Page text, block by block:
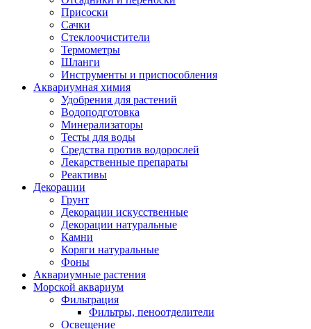
Присоски
Сачки
Стеклоочистители
Термометры
Шланги
Инструменты и приспособления
Аквариумная химия
Удобрения для растений
Водоподготовка
Минерализаторы
Тесты для воды
Средства против водорослей
Лекарственные препараты
Реактивы
Декорации
Грунт
Декорации искусственные
Декорации натуральные
Камни
Коряги натуральные
Фоны
Аквариумные растения
Морской аквариум
Фильтрация
Фильтры, пеноотделители
Освещение